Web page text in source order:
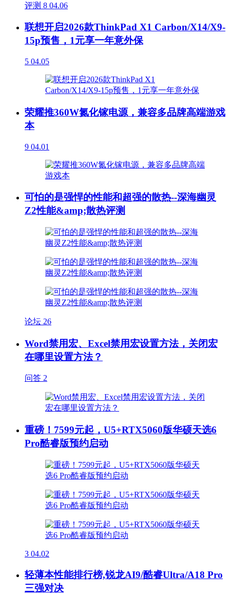
评测 8 04.06
联想开启2026款ThinkPad X1 Carbon/X14/X9-
15p预售，1元享一年意外保
5 04.05
荣耀推360W氮化镓电源，兼容多品牌高端游戏
本
9 04.01
可怕的是强悍的性能和超强的散热--深海幽灵
Z2性能&amp;散热评测
论坛 26
Word禁用宏、Excel禁用宏设置方法，关闭宏
在哪里设置方法？
问答 2
重磅！7599元起，U5+RTX5060版华硕天选6
Pro酷睿版预约启动
3 04.02
轻薄本性能排行榜,锐龙AI9/酷睿Ultra/A18 Pro
三强对决